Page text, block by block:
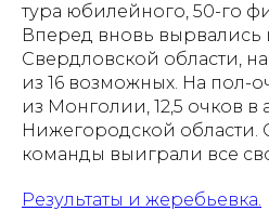
тура юбилейного, 50-го
Вперед вновь вырвались
Свердловской области,
из 16 возможных. На пол-
из Монголии, 12,5 очков в
Нижегородской области.
команды выиграли все
Результаты и жеребьевка.